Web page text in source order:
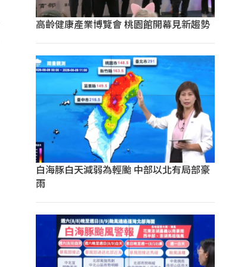
高齡健康產業博覽會 桃園館開幕見新趨勢
白海豚白天減弱為輕颱 中部以北有局部豪
雨